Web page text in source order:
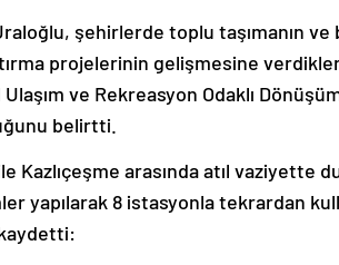
şehirlerde toplu taşımanın ve
projelerinin gelişmesine
ve Rekreasyon Odaklı
belirtti.
Kazlıçeşme arasında atıl
yapılarak 8 istasyonla tekrardan